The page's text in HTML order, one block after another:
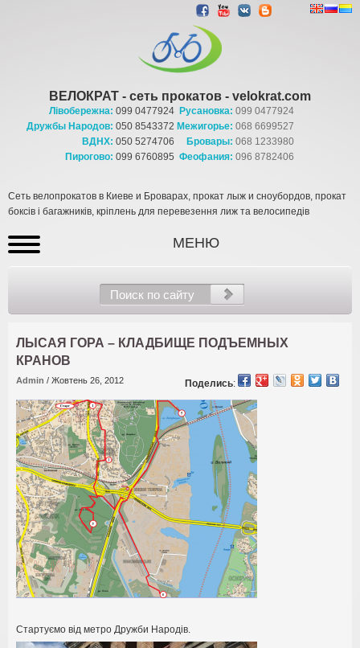
ВЕЛОКРАТ - сеть прокатов - velokrat.com
Лівобережна: 099 0477924
Дружбы Народов: 050 8543372
ВДНХ: 050 5274706
Пирогово: 099 6760895
Русановка: 099 0477924
Межигорье: 068 6699527
Бровары: 068 1233980
Феофания: 096 8782406
Сеть велопрокатов в Киеве и Броварах, прокат лыж и сноубордов, прокат
боксів і багажників, кріплень для перевезення лиж та велосипедів
МЕНЮ
ЛЫСАЯ ГОРА – КЛАДБИЩЕ ПОДЪЕМНЫХ
КРАНОВ
Поделись:
Admin / Жовтень 26, 2012
Стартуємо від метро Дружби Народів.